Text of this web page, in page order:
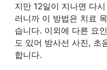
지만 12일이 지나면 다
러니까 이 방법은 치료
습니다. 이외에 다른 요
도 있어 방사선 사진, 초
합니다.